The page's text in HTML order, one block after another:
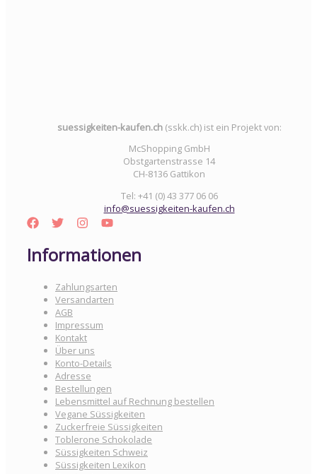
suessigkeiten-kaufen.ch(sskk.ch) ist ein Projekt von:
McShopping GmbH
Obstgartenstrasse 14
CH-8136 Gattikon
Tel: +41 (0) 43 377 06 06
info@suessigkeiten-kaufen.ch
Informationen
Zahlungsarten
Versandarten
AGB
Impressum
Kontakt
Über uns
Konto-Details
Adresse
Bestellungen
Lebensmittel auf Rechnung bestellen
Vegane Süssigkeiten
Zuckerfreie Süssigkeiten
Toblerone Schokolade
Süssigkeiten Schweiz
Süssigkeiten Lexikon